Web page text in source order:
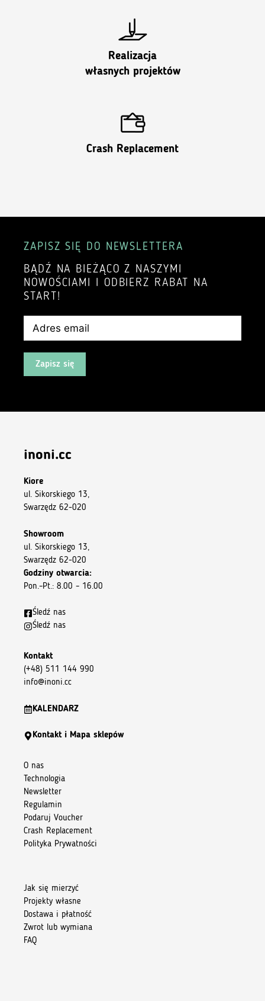
Realizacja
własnych projektów
Crash Replacement
ZAPISZ SIĘ DO NEWSLETTERA
BĄDŹ NA BIEŻĄCO Z NASZYMI
NOWOŚCIAMI I ODBIERZ RABAT NA
START!
Zapisz się
inoni.cc
Kiore
ul. Sikorskiego 13,
Swarzędz 62-020
Showroom
ul. Sikorskiego 13,
Swarzędz 62-020
Godziny otwarcia:
Pon.–Pt.: 8.00 – 16.00
Śledź nas
Śledź nas
Kontakt
(+48) 511 144 990
info@inoni.cc
KALENDARZ
Kontakt i Mapa sklepów
O nas
Technologia
Newsletter
Regulamin
Podaruj Voucher
Crash Replacement
Polityka Prywatności
Jak się mierzyć
Projekty własne
Dostawa i płatność
Zwrot lub wymiana
FAQ